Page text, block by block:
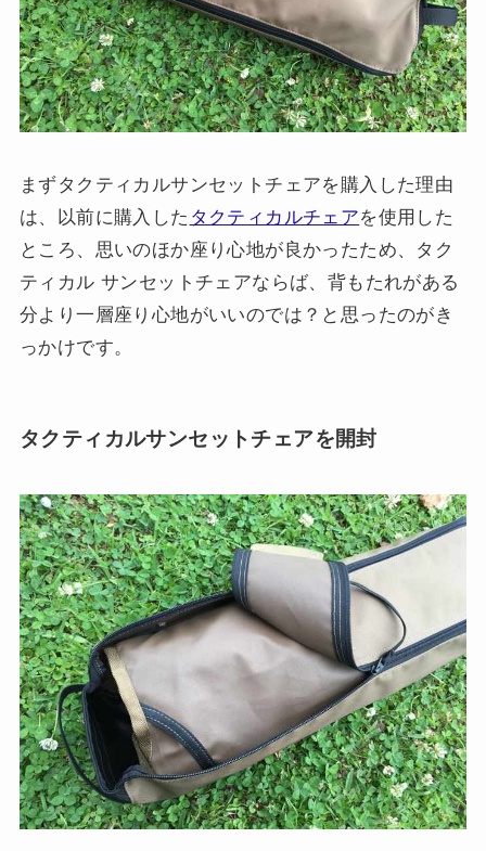
まずタクティカルサンセットチェアを購入した理由
は、以前に購入した タクティカルチェアを使用した
ところ、思いのほか座り心地が良かったため、タク
ティカル サンセットチェアならば、背もたれがある
分より一層座り心地がいいのでは？と思ったのがき
っかけです。
タクティカルサンセットチェアを開封